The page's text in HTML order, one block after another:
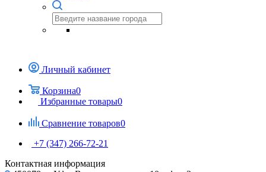
Личный кабинет
Корзина0
Избранные товары0
Сравнение товаров0
+7 (347) 266-72-21
Контактная информация